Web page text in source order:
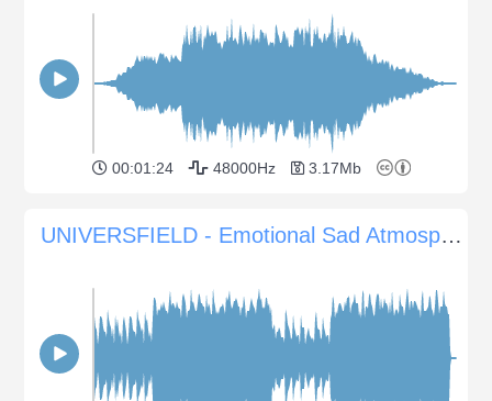
00:01:24 48000Hz 3.17Mb
UNIVERSFIELD - Emotional Sad Atmosphere with Piano and Violin